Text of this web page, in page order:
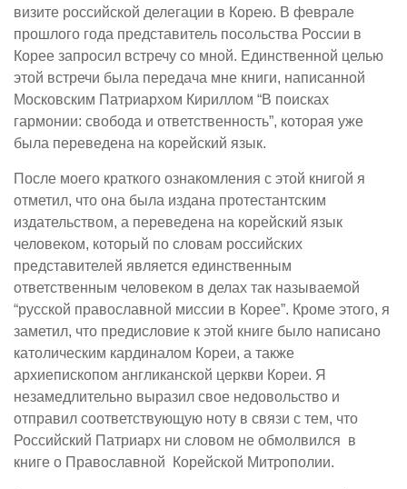
визите российской делегации в Корею. В феврале
прошлого года представитель посольства России в
Корее запросил встречу со мной. Единственной целью
этой встречи была передача мне книги, написанной
Московским Патриархом Кириллом “В поисках
гармонии: свобода и ответственность”, которая уже
была переведена на корейский язык.
После моего краткого ознакомления с этой книгой я
отметил, что она была издана протестантским
издательством, а переведена на корейский язык
человеком, который по словам российских
представителей является единственным
ответственным человеком в делах так называемой
“русской православной миссии в Корее”. Кроме этого, я
заметил, что предисловие к этой книге было написано
католическим кардиналом Кореи, а также
архиепископом англиканской церкви Кореи. Я
незамедлительно выразил свое недовольство и
отправил соответствующую ноту в связи с тем, что
Российский Патриарх ни словом не обмолвился в
книге о Православной Корейской Митрополии.